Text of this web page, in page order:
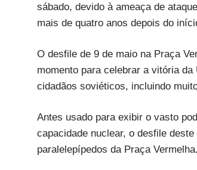
sábado, devido à ameaça de
mais de quatro anos depois do
O desfile de 9 de maio na Praça
momento para celebrar a vitória
cidadãos soviéticos, incluindo
Antes usado para exibir o vasto
capacidade nuclear, o desfile
paralelepípedos da Praça Vermelha.